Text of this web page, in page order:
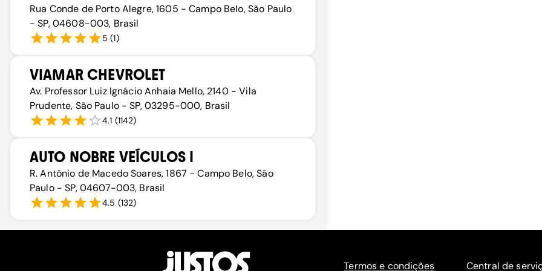
Rua Conde de Porto Alegre, 1605 - Campo Belo, São Paulo
- SP, 04608-003, Brasil
5 (1)
VIAMAR CHEVROLET
Av. Professor Luiz Ignácio Anhaia Mello, 2140 - Vila
Prudente, São Paulo - SP, 03295-000, Brasil
4.1 (1142)
AUTO NOBRE VEÍCULOS I
R. Antônio de Macedo Soares, 1867 - Campo Belo, São
Paulo - SP, 04607-003, Brasil
4.5 (132)
Termos e condições Central de